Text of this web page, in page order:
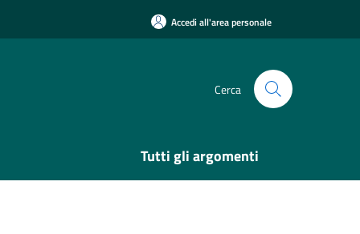
Accedi all'area personale
Cerca
Tutti gli argomenti